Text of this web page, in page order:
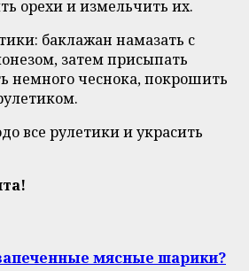
орехи и измельчить их.
баклажан намазать с
затем присыпать
немного чеснока, покрошить
все рулетики и украсить
мясные шарики?